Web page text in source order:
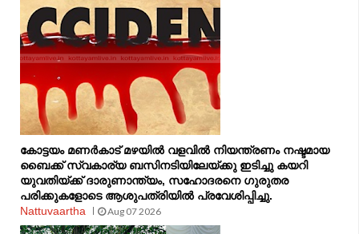
കോട്ടയം മണർകാട് മഴയിൽ വളവിൽ നിയന്ത്രണം നഷ്ടമായ
ബൈക്ക് സ്വകാര്യ ബസിനടിയിലേയ്ക്കു ഇടിച്ചു കയറി
യുവതിയ്ക്ക് ദാരുണാന്ത്യം, സഹോദരനെ ഗുരുതര
പരിക്കുകളോടെ ആശുപത്രിയിൽ പ്രവേശിപ്പിച്ചു.
Nattuvaartha
Aug 07 2026